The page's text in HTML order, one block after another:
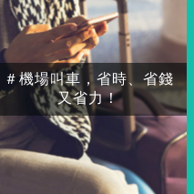
＃機場叫車，省時、省錢
又省力！